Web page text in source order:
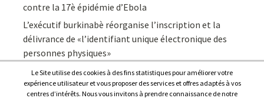
contre la 17è épidémie d’Ebola
L’exécutif burkinabè réorganise l’inscription et la
délivrance de «l’identifiant unique électronique des
personnes physiques»
Le Site utilise des cookies à des fins statistiques pour améliorer votre
expérience utilisateur et vous proposer des services et offres adaptés à vos
centres d’intérêts. Nous vous invitons à prendre connaissance de notre